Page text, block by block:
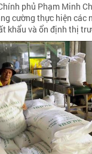
phủ Phạm Minh
cường thực hiện các
khẩu và ổn định thị